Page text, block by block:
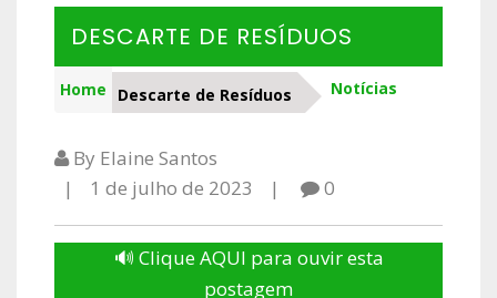
DESCARTE DE RESÍDUOS
Home Notícias
Descarte de Resíduos
By Elaine Santos
1 de julho de 2023
0
🔊 Clique AQUI para ouvir esta
postagem